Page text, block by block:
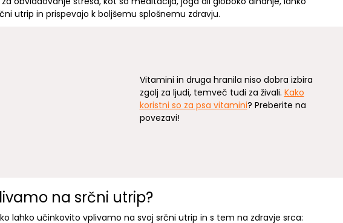
utrip in prispevajo k boljšemu splošnemu zdravju.
Vitamini in druga hranila niso dobra izbira
zgolj za ljudi, temveč tudi za živali. Kako
koristni so za psa vitamini? Preberite na
povezavi!
na srčni utrip?
lahko učinkovito vplivamo na svoj srčni utrip in s tem na zdravje srca: